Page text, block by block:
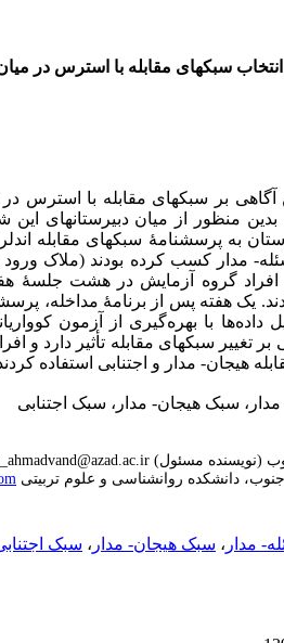
سبکهای مقابله با استرس در
بر سبکهای مقابله با استرس در
تحصیلی 95-1394 انجام گرفت. بدین منظور از میان
افراد گروه آزمایش در هشت جلسۀ
یک هفته پس از برنامۀ مداخله،
با بهره­‌گیری از آزمون
سبکهای مقابله تأثیر دارد و
هیجان- مدار و اجتنابی استفاده
سبک هیجان- مدار، سبک اجتنابی
مدار ، سبک هیجان- مدار ، سبک